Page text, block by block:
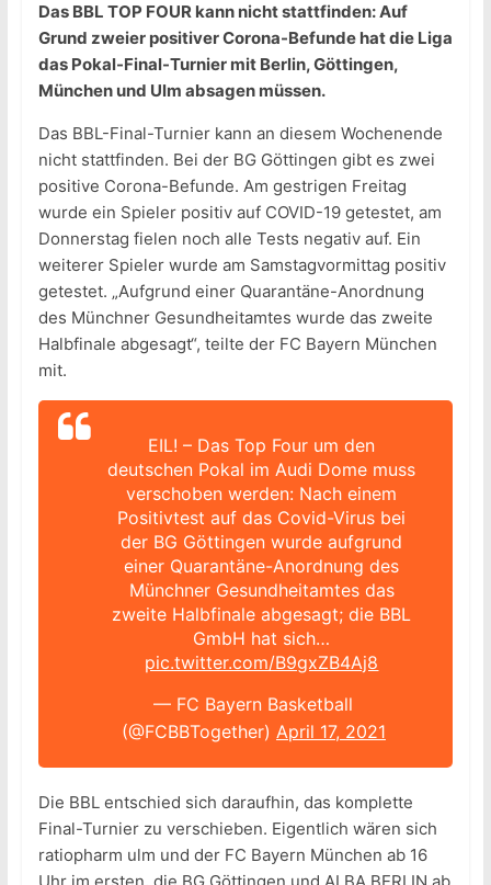
Das BBL TOP FOUR kann nicht stattfinden: Auf
Grund zweier positiver Corona-Befunde hat die Liga
das Pokal-Final-Turnier mit Berlin, Göttingen,
München und Ulm absagen müssen.
Das BBL-Final-Turnier kann an diesem Wochenende
nicht stattfinden. Bei der BG Göttingen gibt es zwei
positive Corona-Befunde. Am gestrigen Freitag
wurde ein Spieler positiv auf COVID-19 getestet, am
Donnerstag fielen noch alle Tests negativ auf. Ein
weiterer Spieler wurde am Samstagvormittag positiv
getestet. „Aufgrund einer Quarantäne-Anordnung
des Münchner Gesundheitamtes wurde das zweite
Halbfinale abgesagt“, teilte der FC Bayern München
mit.
EIL! – Das Top Four um den
deutschen Pokal im Audi Dome muss
verschoben werden: Nach einem
Positivtest auf das Covid-Virus bei
der BG Göttingen wurde aufgrund
einer Quarantäne-Anordnung des
Münchner Gesundheitamtes das
zweite Halbfinale abgesagt; die BBL
GmbH hat sich…
pic.twitter.com/B9gxZB4Aj8
— FC Bayern Basketball
(@FCBBTogether) April 17, 2021
Die BBL entschied sich daraufhin, das komplette
Final-Turnier zu verschieben. Eigentlich wären sich
ratiopharm ulm und der FC Bayern München ab 16